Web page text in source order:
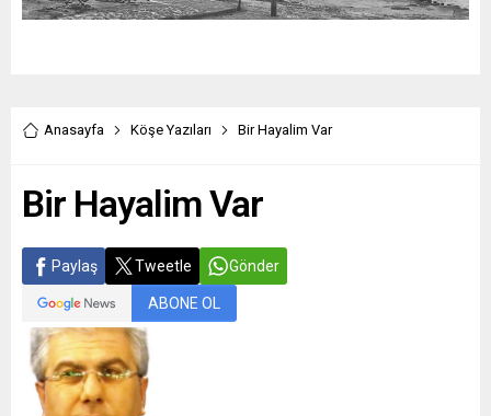
Anasayfa Köşe Yazıları Bir Hayalim Var
Bir Hayalim Var
Paylaş Tweetle Gönder
ABONE OL